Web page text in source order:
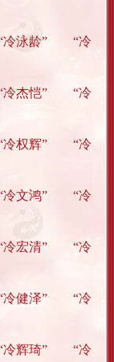
泳龄” “冷
杰恺” “冷
权辉” “冷
文鸿” “冷
宏清” “冷
健泽” “冷
辉琦” “冷